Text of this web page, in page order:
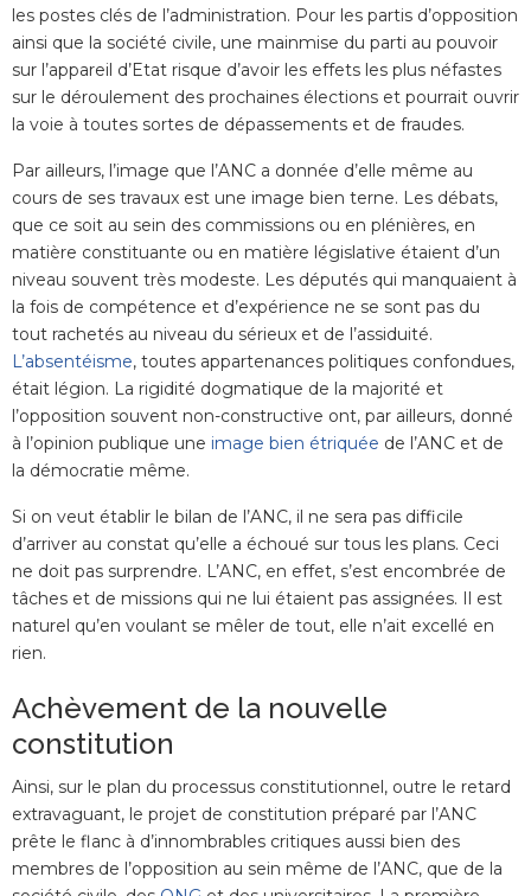
les postes clés de l’administration. Pour les partis d’opposition
ainsi que la société civile, une mainmise du parti au pouvoir
sur l’appareil d’Etat risque d’avoir les effets les plus néfastes
sur le déroulement des prochaines élections et pourrait ouvrir
la voie à toutes sortes de dépassements et de fraudes.
Par ailleurs, l’image que l’ANC a donnée d’elle même au
cours de ses travaux est une image bien terne. Les débats,
que ce soit au sein des commissions ou en plénières, en
matière constituante ou en matière législative étaient d’un
niveau souvent très modeste. Les députés qui manquaient à
la fois de compétence et d’expérience ne se sont pas du
tout rachetés au niveau du sérieux et de l’assiduité.
L’absentéisme, toutes appartenances politiques confondues,
était légion. La rigidité dogmatique de la majorité et
l’opposition souvent non-constructive ont, par ailleurs, donné
à l’opinion publique une image bien étriquée de l’ANC et de
la démocratie même.
Si on veut établir le bilan de l’ANC, il ne sera pas difficile
d’arriver au constat qu’elle a échoué sur tous les plans. Ceci
ne doit pas surprendre. L’ANC, en effet, s’est encombrée de
tâches et de missions qui ne lui étaient pas assignées. Il est
naturel qu’en voulant se mêler de tout, elle n’ait excellé en
rien.
Achèvement de la nouvelle
constitution
Ainsi, sur le plan du processus constitutionnel, outre le retard
extravaguant, le projet de constitution préparé par l’ANC
prête le flanc à d’innombrables critiques aussi bien des
membres de l’opposition au sein même de l’ANC, que de la